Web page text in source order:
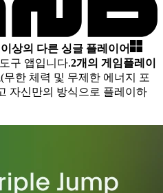
상의 다른 싱글 플레이어
구 앱입니다.2개의 게임플레이
(무한 체력 및 무제한 에너지 포
자신만의 방식으로 플레이하